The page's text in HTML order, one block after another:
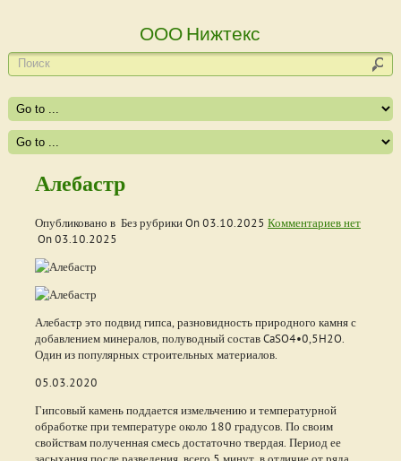
ООО Нижтекс
Алебастр
Опубликовано в Без рубрики On03.10.2025 Комментариев нет
On03.10.2025
Алебастр это подвид гипса, разновидность природного камня с
добавлением минералов, полуводный состав CaSO4•0,5H2O.
Один из популярных строительных материалов.
05.03.2020
Гипсовый камень поддается измельчению и температурной
обработке при температуре около 180 градусов. По своим
свойствам полученная смесь достаточно твердая. Период ее